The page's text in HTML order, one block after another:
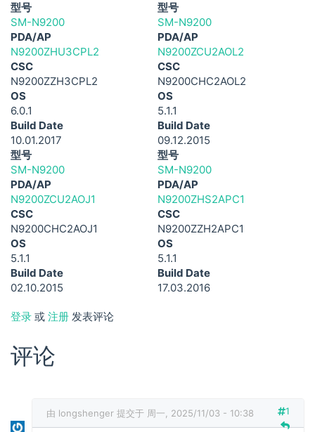
型号
SM-N9200
PDA/AP
N9200ZHU3CPL2
CSC
N9200ZZH3CPL2
OS
6.0.1
Build Date
10.01.2017
型号
SM-N9200
PDA/AP
N9200ZCU2AOL2
CSC
N9200CHC2AOL2
OS
5.1.1
Build Date
09.12.2015
型号
SM-N9200
PDA/AP
N9200ZCU2AOJ1
CSC
N9200CHC2AOJ1
OS
5.1.1
Build Date
02.10.2015
型号
SM-N9200
PDA/AP
N9200ZHS2APC1
CSC
N9200ZZH2APC1
OS
5.1.1
Build Date
17.03.2016
登录 或 注册 发表评论
评论
由 longshenger 提交于 周一, 2025/11/03 - 10:38 1